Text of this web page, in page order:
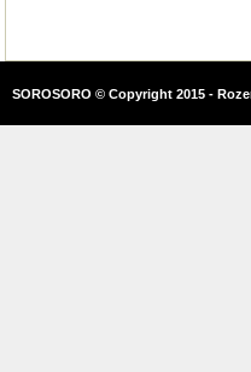
SOROSORO © Copyright 2015 -